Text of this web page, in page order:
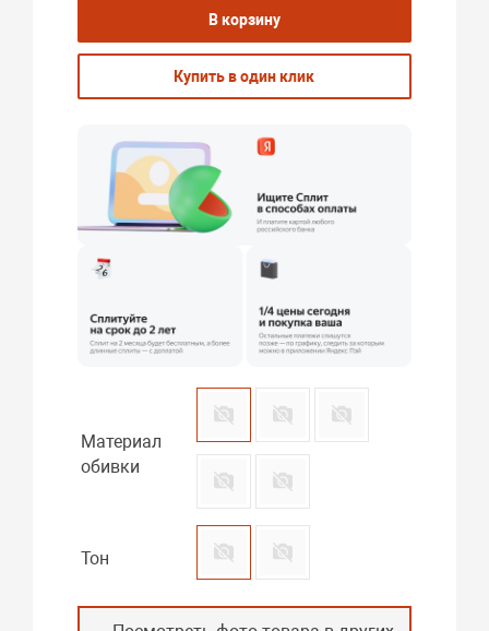
В корзину
Купить в один клик
Материал
обивки
Тон